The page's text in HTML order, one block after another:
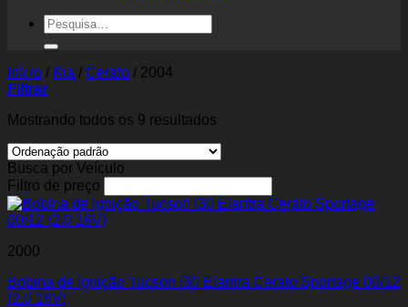
Pesquisar
por:
Início / Kia / Cerato / 2004
Filtrar
Mostrando todos os 9 resultados
Busca por Veículo
Filtro de preço
2000
Bobina de Ignição Tucson I30 Elantra Cerato Sportage 00/12
(2.0 16V)